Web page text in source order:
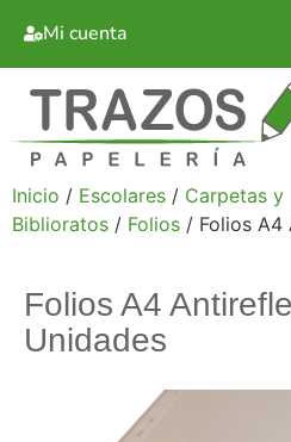
Mi cuenta
Inicio / Escolares / Carpetas y
Biblioratos / Folios / Folios A4
Folios A4
Unidades